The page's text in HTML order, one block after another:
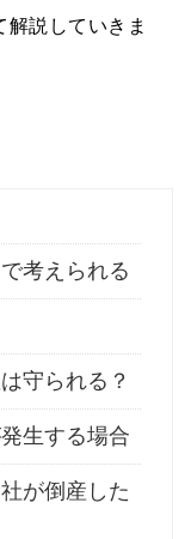
説していきま
考えられる
守られる？
生する場合
が倒産した